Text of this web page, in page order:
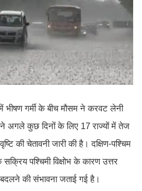
भीषण गर्मी के बीच मौसम ने करवट लेनी
अगले कुछ दिनों के लिए 17 राज्यों में तेज
की चेतावनी जारी की है। दक्षिण-पश्चिम
पश्चिमी विक्षोभ के कारण उत्तर
की संभावना जताई गई है।